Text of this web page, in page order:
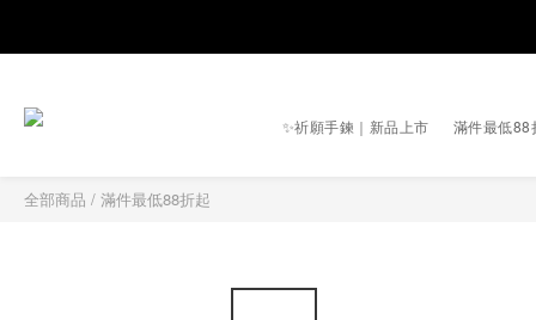
✨祈願手鍊｜新品上市 滿件最低88
全部商品 / 滿件最低88折起